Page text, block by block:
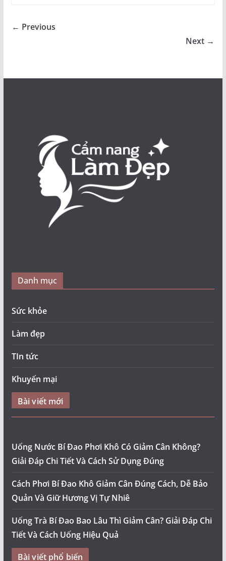
← Previous
Next →
Danh mục
Sức khỏe
Làm đẹp
TIn tức
Khuyến mại
Bài viết mới
Uống Nước Bí Đao Phơi Khô Có Giảm Cân Không?
Giải Đáp Chi Tiết Và Cách Sử Dụng Đúng
Cách Phơi Bí Đao Khô Giảm Cân Đúng Cách, Dễ Bảo
Quản Và Giữ Hương Vị Tự Nhiê
Uống Trà Bí Đao Bao Lâu Thì Giảm Cân? Giải Đáp Chi
Tiết Và Cách Uống Hiệu Quả
Bài viết phổ biến